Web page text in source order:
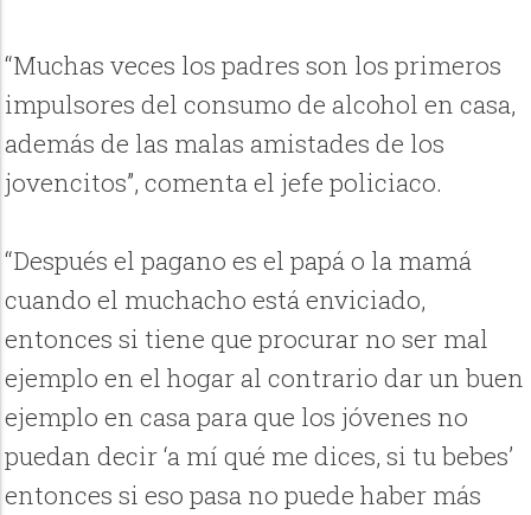
“Muchas veces los padres son los primeros
impulsores del consumo de alcohol en casa,
además de las malas amistades de los
jovencitos”, comenta el jefe policiaco.
“Después el pagano es el papá o la mamá
cuando el muchacho está enviciado,
entonces si tiene que procurar no ser mal
ejemplo en el hogar al contrario dar un buen
ejemplo en casa para que los jóvenes no
puedan decir ‘a mí qué me dices, si tu bebes’
entonces si eso pasa no puede haber más